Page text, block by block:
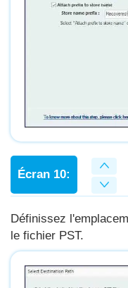
Écran 10:
Définissez
le fichier PST.